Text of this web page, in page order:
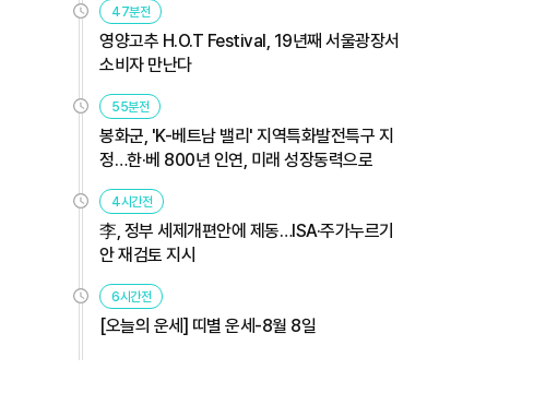
47분전
영양고추 H.O.T Festival, 19년째 서울광장서
소비자 만난다
55분전
봉화군, 'K-베트남 밸리' 지역특화발전특구 지
정…한·베 800년 인연, 미래 성장동력으로
4시간전
李, 정부 세제개편안에 제동…ISA·주가누르기
안 재검토 지시
6시간전
[오늘의 운세] 띠별 운세-8월 8일